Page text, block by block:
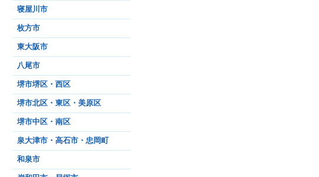
寝屋川市
枚方市
東大阪市
八尾市
堺市堺区・西区
堺市北区・東区・美原区
堺市中区・南区
泉大津市・高石市・忠岡町
和泉市